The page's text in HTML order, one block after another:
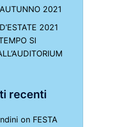
2021
2021
SI
recenti
on FESTA